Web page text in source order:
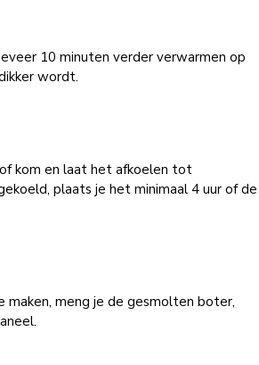
10 minuten verder verwarmen op
wordt.
kom en laat het afkoelen tot
plaats je het minimaal 4 uur of de
meng je de gesmolten boter,